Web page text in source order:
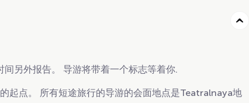
另外报告。 导游将带着一个标志等着你.
起点。 所有短途旅行的导游的会面地点是Teatralnaya地